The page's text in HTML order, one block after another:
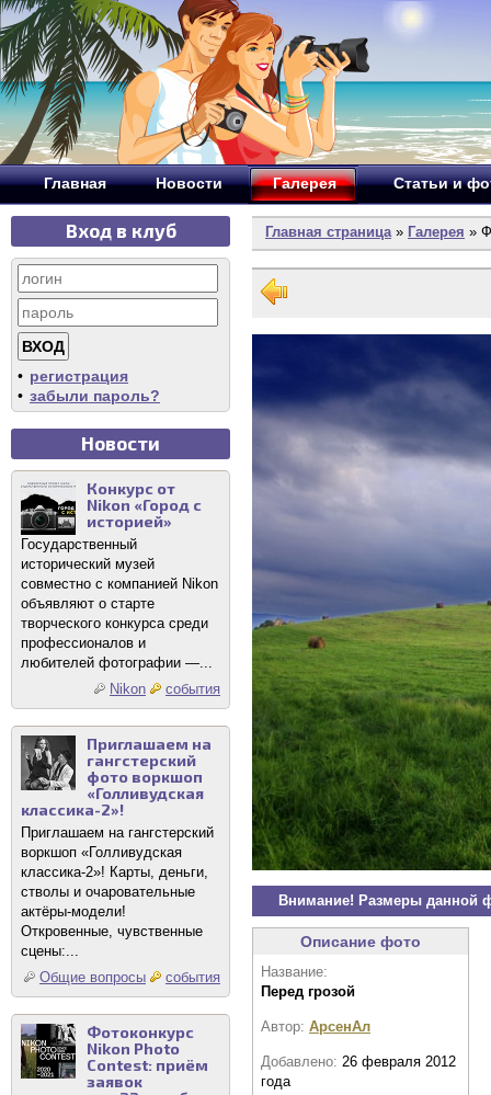
Главная Новости Галерея Статьи и
Вход в клуб
• регистрация
• забыли пароль?
Новости
Конкурс от
Nikon «Город с
историей»
Государственный
исторический музей
совместно с компанией Nikon
объявляют о старте
творческого конкурса среди
профессионалов и
любителей фотографии —...
Nikon
события
Приглашаем на
гангстерский
фото воркшоп
«Голливудская
классика-2»!
Приглашаем на гангстерский
воркшоп «Голливудская
классика-2»! Карты, деньги,
стволы и очаровательные
актёры-модели!
Откровенные, чувственные
сцены:...
Общие вопросы
события
Фотоконкурс
Nikon Photo
Contest: приём
заявок
Главная страница» Галерея »
Внимание! Размеры данной
Описание фото
Название:
Перед грозой
Автор: АрсенАл
Добавлено: 26 февраля 2012
года